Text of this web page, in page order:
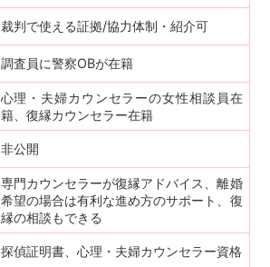
裁判で使える証拠/協力体制・紹介可
調査員に警察OBが在籍
心理・夫婦カウンセラーの女性相談員在
籍、復縁カウンセラー在籍
非公開
専門カウンセラーが復縁アドバイス、離婚
希望の場合は有利な進め方のサポート、復
縁の相談もできる
探偵証明書、心理・夫婦カウンセラー資格